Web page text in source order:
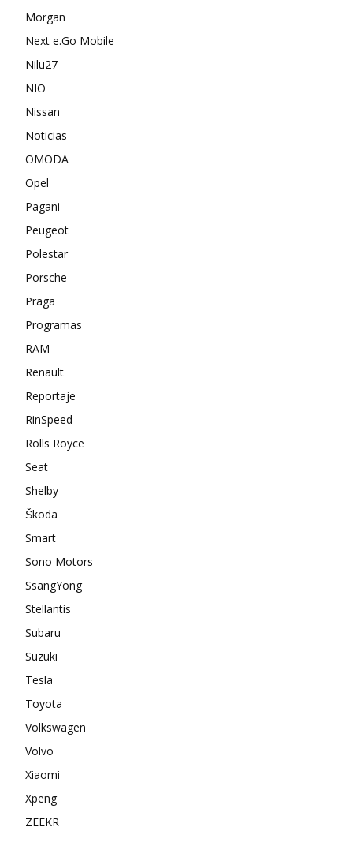
Morgan
Next e.Go Mobile
Nilu27
NIO
Nissan
Noticias
OMODA
Opel
Pagani
Peugeot
Polestar
Porsche
Praga
Programas
RAM
Renault
Reportaje
RinSpeed
Rolls Royce
Seat
Shelby
Škoda
Smart
Sono Motors
SsangYong
Stellantis
Subaru
Suzuki
Tesla
Toyota
Volkswagen
Volvo
Xiaomi
Xpeng
ZEEKR